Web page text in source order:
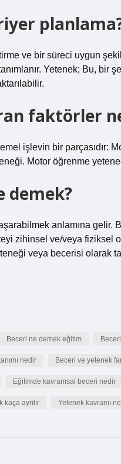
ve bir süreci uygun
Yetenek; Bu,
faktörler
işlevin bir parçasıdır:
Motor öğrenme
demek?
anlamına gelir.
zihinsel ve/veya fiziksel
veya becerisi olarak
Beceri ne demek eğitim
nedir Beceri ve yetenek
Eğitimde kavramsal beceri nedir
kaça ayrılır Yetenek kavramı